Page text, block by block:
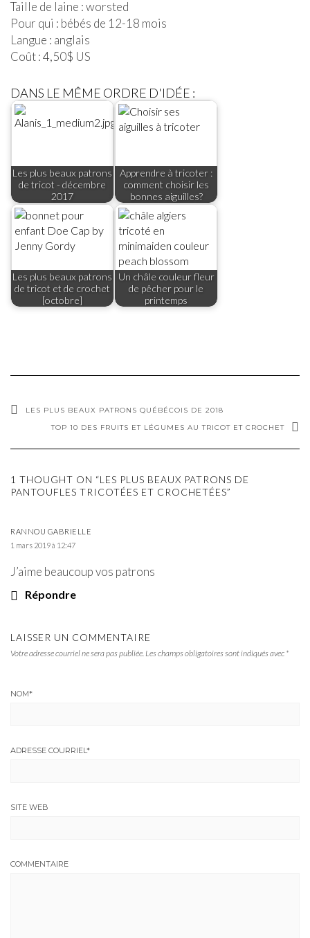
Taille de laine : worsted
Pour qui : bébés de 12-18 mois
Langue : anglais
Coût : 4,50$ US
DANS LE MÊME ORDRE D'IDÉE :
Les plus beaux patrons
de tricot - décembre
2017
Apprendre à tricoter :
comment choisir les
bonnes aiguilles?
Les plus beaux patrons
de tricot et de crochet
[octobre]
Un châle couleur fleur
de pêcher pour le
printemps
LES PLUS BEAUX PATRONS QUÉBÉCOIS DE 2018
TOP 10 DES FRUITS ET LÉGUMES AU TRICOT ET CROCHET
1 THOUGHT ON “LES PLUS BEAUX PATRONS DE
PANTOUFLES TRICOTÉES ET CROCHETÉES”
RANNOU GABRIELLE
1 mars 2019 à 12:47
J’aime beaucoup vos patrons
Répondre
LAISSER UN COMMENTAIRE
Votre adresse courriel ne sera pas publiée. Les champs obligatoires sont indiqués avec *
NOM*
ADRESSE COURRIEL *
SITE WEB
COMMENTAIRE